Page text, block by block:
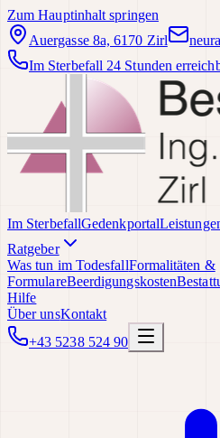
Zum Hauptinhalt springen
Auergasse 8a, 6170 Zirl
Im Sterbefall 24 Stunden
Im SterbefallGedenkportal
Ratgeber
Was tun im TodesfallFormalitäten &
FormulareBeerdigungskosten
Hilfe
Über unsKontakt
+43 5238 524 90